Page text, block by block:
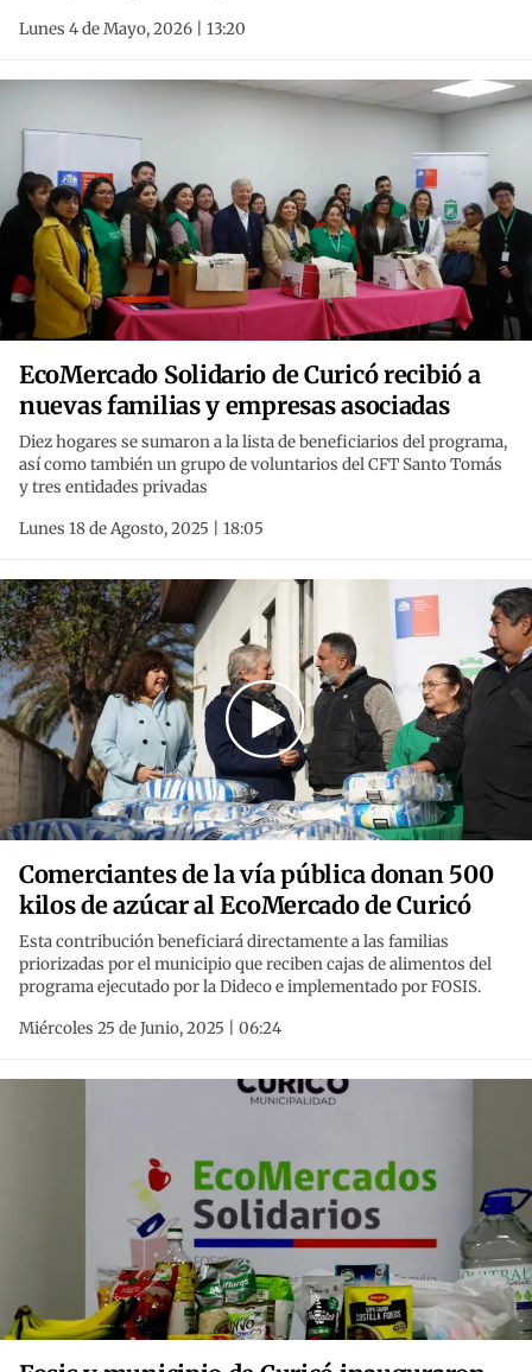
Lunes 4 de Mayo, 2026 | 13:20
EcoMercado Solidario de Curicó recibió a
nuevas familias y empresas asociadas
Diez hogares se sumaron a la lista de beneficiarios del programa,
así como también un grupo de voluntarios del CFT Santo Tomás
y tres entidades privadas
Lunes 18 de Agosto, 2025 | 18:05
Comerciantes de la vía pública donan 500
kilos de azúcar al EcoMercado de Curicó
Esta contribución beneficiará directamente a las familias
priorizadas por el municipio que reciben cajas de alimentos del
programa ejecutado por la Dideco e implementado por FOSIS.
Miércoles 25 de Junio, 2025 | 06:24